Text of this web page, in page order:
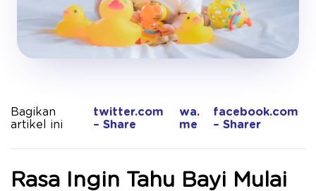
Bagikan
artikel ini
twitter.com
– Share
wa.
me
facebook.com
– Sharer
Rasa Ingin Tahu Bayi Mulai